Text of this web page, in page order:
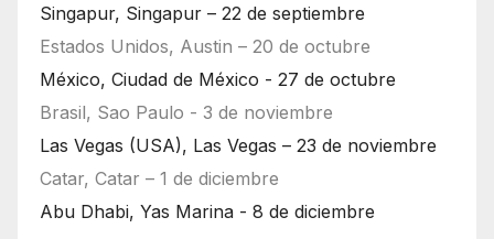
Singapur, Singapur – 22 de septiembre
Estados Unidos, Austin – 20 de octubre
México, Ciudad de México - 27 de octubre
Brasil, Sao Paulo - 3 de noviembre
Las Vegas (USA), Las Vegas – 23 de noviembre
Catar, Catar – 1 de diciembre
Abu Dhabi, Yas Marina - 8 de diciembre